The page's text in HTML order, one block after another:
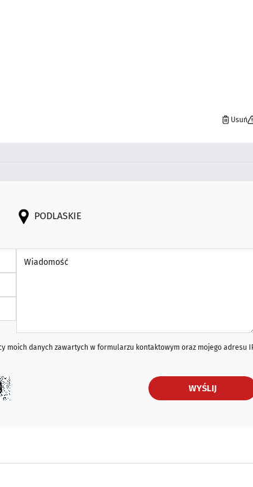
Usuń
PODLASKIE
moich danych zawartych w formularzu kontaktowym oraz mojego adresu
WYŚLIJ